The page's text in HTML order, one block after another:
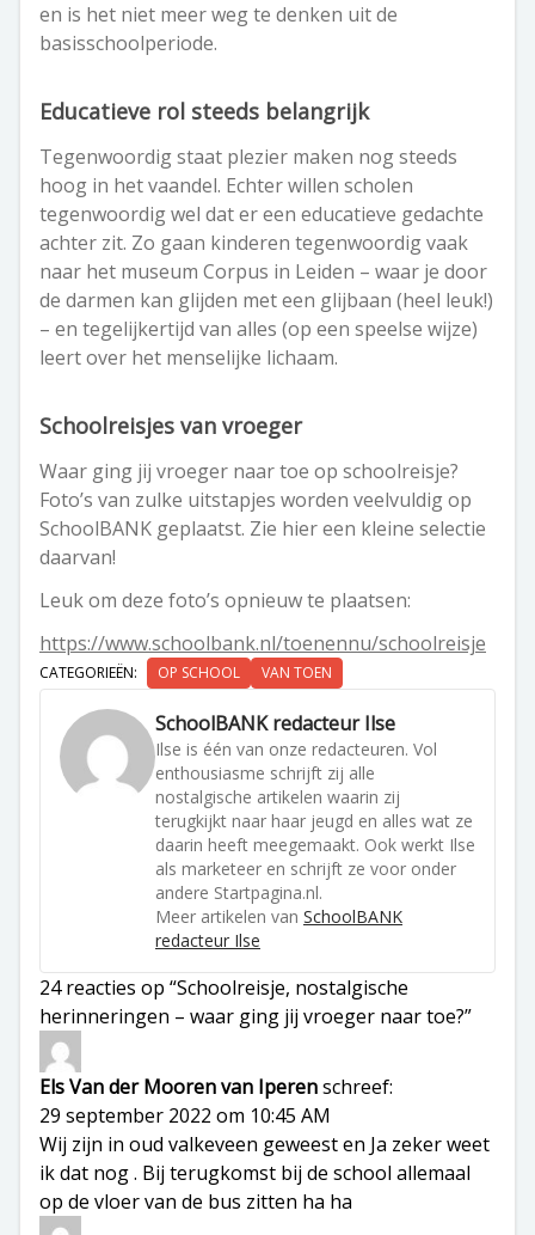
en is het niet meer weg te denken uit de
basisschoolperiode.
Educatieve rol steeds belangrijk
Tegenwoordig staat plezier maken nog steeds
hoog in het vaandel. Echter willen scholen
tegenwoordig wel dat er een educatieve gedachte
achter zit. Zo gaan kinderen tegenwoordig vaak
naar het museum Corpus in Leiden – waar je door
de darmen kan glijden met een glijbaan (heel leuk!)
– en tegelijkertijd van alles (op een speelse wijze)
leert over het menselijke lichaam.
Schoolreisjes van vroeger
Waar ging jij vroeger naar toe op schoolreisje?
Foto’s van zulke uitstapjes worden veelvuldig op
SchoolBANK geplaatst. Zie hier een kleine selectie
daarvan!
Leuk om deze foto’s opnieuw te plaatsen:
https://www.schoolbank.nl/toenennu/schoolreisje
CATEGORIEËN: OP SCHOOL VAN TOEN
SchoolBANK redacteur Ilse
Ilse is één van onze redacteuren. Vol
enthousiasme schrijft zij alle
nostalgische artikelen waarin zij
terugkijkt naar haar jeugd en alles wat ze
daarin heeft meegemaakt. Ook werkt Ilse
als marketeer en schrijft ze voor onder
andere Startpagina.nl.
Meer artikelen van SchoolBANK
redacteur Ilse
24 reacties op “Schoolreisje, nostalgische
herinneringen – waar ging jij vroeger naar toe?”
Els Van der Mooren van Iperenschreef:
29 september 2022 om 10:45 AM
Wij zijn in oud valkeveen geweest en Ja zeker weet
ik dat nog . Bij terugkomst bij de school allemaal
op de vloer van de bus zitten ha ha